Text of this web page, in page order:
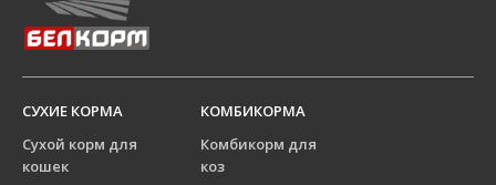
СУХИЕ КОРМА
Сухой корм для
кошек
КОМБИКОРМА
Комбикорм для
коз